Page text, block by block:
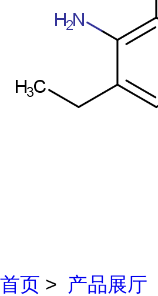
首页 > 产品展厅